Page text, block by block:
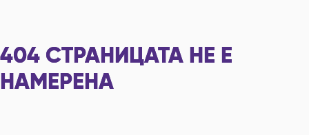
404 СТРАНИЦАТА НЕ Е
НАМЕРЕНА